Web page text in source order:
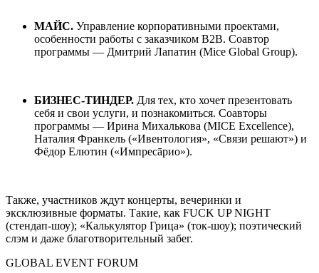
МАЙС. Управление корпоративными проектами,
особенности работы с заказчиком B2B. Соавтор
программы — Дмитрий Лапатин (Mice Global Group).
БИЗНЕС-ТИНДЕР. Для тех, кто хочет презентовать
себя и свои услуги, и познакомиться. Соавторы
программы — Ирина Михалькова (MICE Excellence),
Наталия Франкель («Ивентология», «Связи решают») и
Фёдор Елютин («Импресāрио»).
Также, участников ждут концерты, вечеринки и
эксклюзивные форматы. Такие, как FUCK UP NIGHT
(стендап-шоу); «Калькулятор Грица» (ток-шоу); поэтический
слэм и даже благотворительный забег.
GLOBAL EVENT FORUM